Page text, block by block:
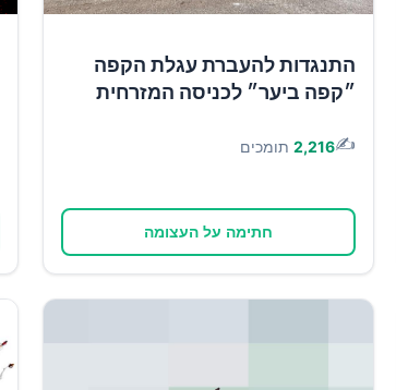
התנגדות להעברת עגלת הקפה
״קפה ביער״ לכניסה המזרחית
✍️
2,216 תומכים
חתימה על העצומה